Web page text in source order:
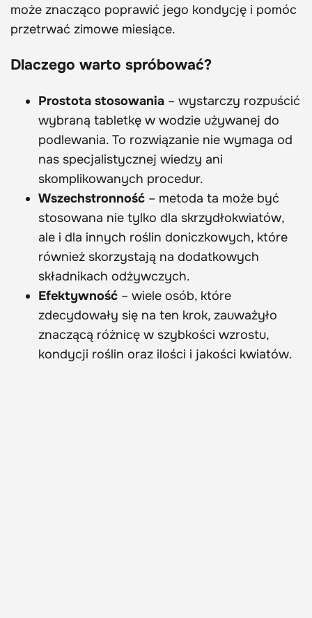
może znacząco poprawić jego kondycję i pomóc
przetrwać zimowe miesiące.
Dlaczego warto spróbować?
Prostota stosowania – wystarczy rozpuścić
wybraną tabletkę w wodzie używanej do
podlewania. To rozwiązanie nie wymaga od
nas specjalistycznej wiedzy ani
skomplikowanych procedur.
Wszechstronność – metoda ta może być
stosowana nie tylko dla skrzydłokwiatów,
ale i dla innych roślin doniczkowych, które
również skorzystają na dodatkowych
składnikach odżywczych.
Efektywność – wiele osób, które
zdecydowały się na ten krok, zauważyło
znaczącą różnicę w szybkości wzrostu,
kondycji roślin oraz ilości i jakości kwiatów.